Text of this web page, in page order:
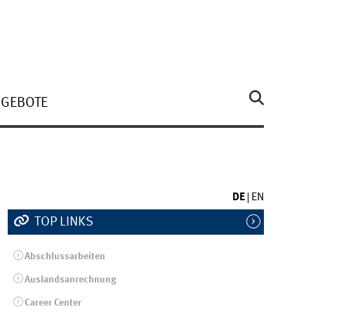
DE EN
TOP LINKS
Abschlussarbeiten
Auslandsanrechnung
Career Center